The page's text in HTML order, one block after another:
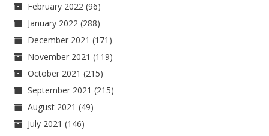
February 2022 (96)
January 2022 (288)
December 2021 (171)
November 2021 (119)
October 2021 (215)
September 2021 (215)
August 2021 (49)
July 2021 (146)